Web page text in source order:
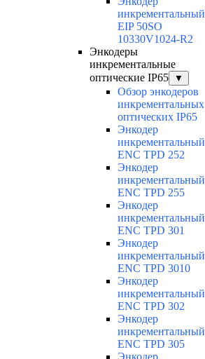
инкрементальный
EIP 50SO
10330V1024-R2
Энкодеры
инкрементальные
оптические IP65
▼
Обзор энкодеров
инкрементальных
оптических IP65
Энкодер
инкрементальный
ENC TPD 252
Энкодер
инкрементальный
ENC TPD 255
Энкодер
инкрементальный
ENC TPD 301
Энкодер
инкрементальный
ENC TPD 3010
Энкодер
инкрементальный
ENC TPD 302
Энкодер
инкрементальный
ENC TPD 305